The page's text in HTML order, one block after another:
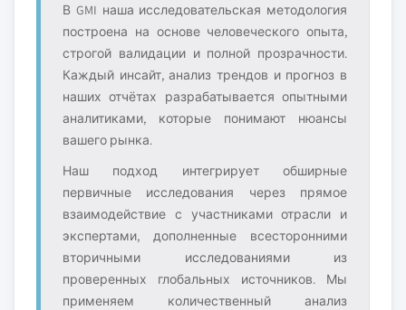
В GMI наша исследовательская методология
построена на основе человеческого опыта,
строгой валидации и полной прозрачности.
Каждый инсайт, анализ трендов и прогноз в
наших отчётах разрабатывается опытными
аналитиками, которые понимают нюансы
вашего рынка.
Наш подход интегрирует обширные
первичные исследования через прямое
взаимодействие с участниками отрасли и
экспертами, дополненные всесторонними
вторичными исследованиями из
проверенных глобальных источников. Мы
применяем количественный анализ